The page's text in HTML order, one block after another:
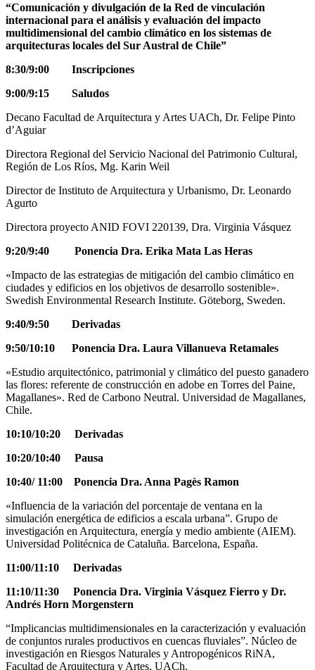
“Comunicación y divulgación de la Red de vinculación
internacional para el análisis y evaluación del impacto
multidimensional del cambio climático en los sistemas de
arquitecturas locales del Sur Austral de Chile”
8:30/9:00 Inscripciones
9:00/9:15 Saludos
Decano Facultad de Arquitectura y Artes UACh, Dr. Felipe Pinto
d’Aguiar
Directora Regional del Servicio Nacional del Patrimonio Cultural,
Región de Los Ríos, Mg. Karin Weil
Director de Instituto de Arquitectura y Urbanismo, Dr. Leonardo
Agurto
Directora proyecto ANID FOVI 220139, Dra. Virginia Vásquez
9:20/9:40 Ponencia Dra. Erika Mata Las Heras
«Impacto de las estrategias de mitigación del cambio climático en
ciudades y edificios en los objetivos de desarrollo sostenible».
Swedish Environmental Research Institute. Göteborg, Sweden.
9:40/9:50 Derivadas
9:50/10:10 Ponencia Dra. Laura Villanueva Retamales
«Estudio arquitectónico, patrimonial y climático del puesto ganadero
las flores: referente de construcción en adobe en Torres del Paine,
Magallanes». Red de Carbono Neutral. Universidad de Magallanes,
Chile.
10:10/10:20 Derivadas
10:20/10:40 Pausa
10:40/ 11:00 Ponencia Dra. Anna Pagès Ramon
«Influencia de la variación del porcentaje de ventana en la
simulación energética de edificios a escala urbana”. Grupo de
investigación en Arquitectura, energía y medio ambiente (AIEM).
Universidad Politécnica de Cataluña. Barcelona, España.
11:00/11:10 Derivadas
11:10/11:30 Ponencia Dra. Virginia Vásquez Fierro y Dr.
Andrés Horn Morgenstern
“Implicancias multidimensionales en la caracterización y evaluación
de conjuntos rurales productivos en cuencas fluviales”. Núcleo de
investigación en Riesgos Naturales y Antropogénicos RiNA,
Facultad de Arquitectura y Artes, UACh.